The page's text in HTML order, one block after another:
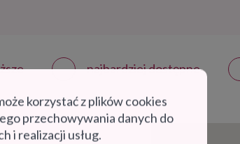
korzystać z plików cookies
przechowywania danych do
i realizacji usług.
najbardziej dostępne